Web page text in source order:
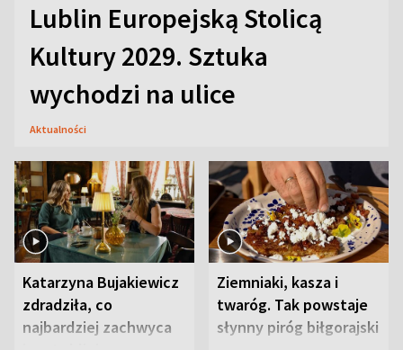
Lublin Europejską Stolicą
Kultury 2029. Sztuka
wychodzi na ulice
Aktualności
Katarzyna Bujakiewicz
zdradziła, co
najbardziej zachwyca
Ziemniaki, kasza i
twaróg. Tak powstaje
słynny piróg biłgorajski